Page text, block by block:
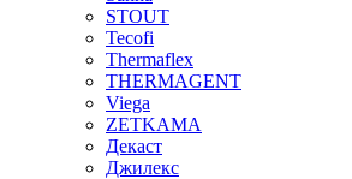
STOUT
Tecofi
Thermaflex
THERMAGENT
Viega
ZETKAMA
Декаст
Джилекс